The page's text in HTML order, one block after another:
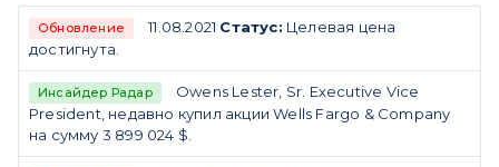
Обновление 11.08.2021 Статус: Целевая цена
достигнута.
Инсайдер Радар
Owens Lester, Sr. Executive Vice
President, недавно купил акции Wells Fargo & Company
на сумму 3 899 024 $.